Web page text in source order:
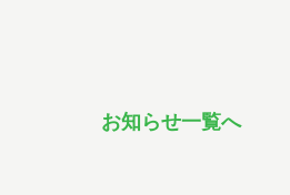
お知らせ一覧へ